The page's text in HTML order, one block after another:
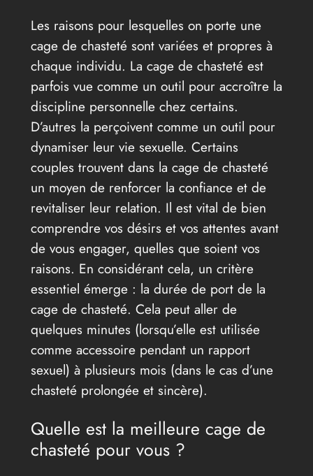
Les raisons pour lesquelles on porte une
cage de chasteté sont variées et propres à
chaque individu. La cage de chasteté est
parfois vue comme un outil pour accroître la
discipline personnelle chez certains.
D’autres la perçoivent comme un outil pour
dynamiser leur vie sexuelle. Certains
couples trouvent dans la cage de chasteté
un moyen de renforcer la confiance et de
revitaliser leur relation. Il est vital de bien
comprendre vos désirs et vos attentes avant
de vous engager, quelles que soient vos
raisons. En considérant cela, un critère
essentiel émerge : la durée de port de la
cage de chasteté. Cela peut aller de
quelques minutes (lorsqu’elle est utilisée
comme accessoire pendant un rapport
sexuel) à plusieurs mois (dans le cas d’une
chasteté prolongée et sincère).
Quelle est la meilleure cage de
chasteté pour vous ?